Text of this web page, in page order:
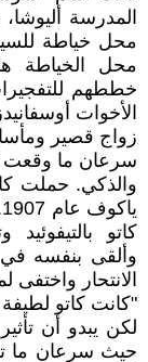
محل خياطة
محل الخياطة
خططهم
الأخوات
زواج قصير
سرعان ما
والذكي. حملت
كاتو
وألقى بنفسه
الانتحار
"كانت كاتو
لكن يبدو أن
حيث سرعان ما